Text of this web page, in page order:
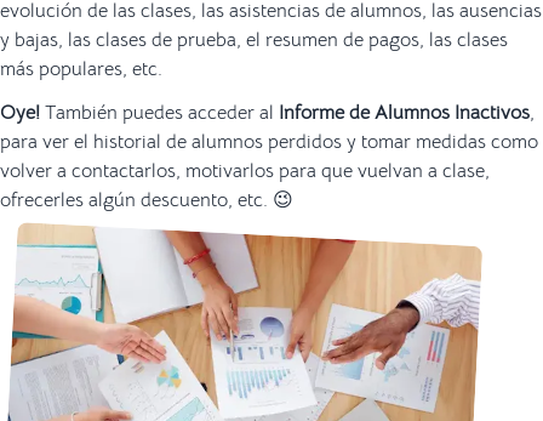
evolución de las clases, las asistencias de alumnos, las ausencias
y bajas, las clases de prueba, el resumen de pagos, las clases
más populares, etc.
Oye! También puedes acceder al Informe de Alumnos Inactivos,
para ver el historial de alumnos perdidos y tomar medidas como
volver a contactarlos, motivarlos para que vuelvan a clase,
ofrecerles algún descuento, etc. 😉